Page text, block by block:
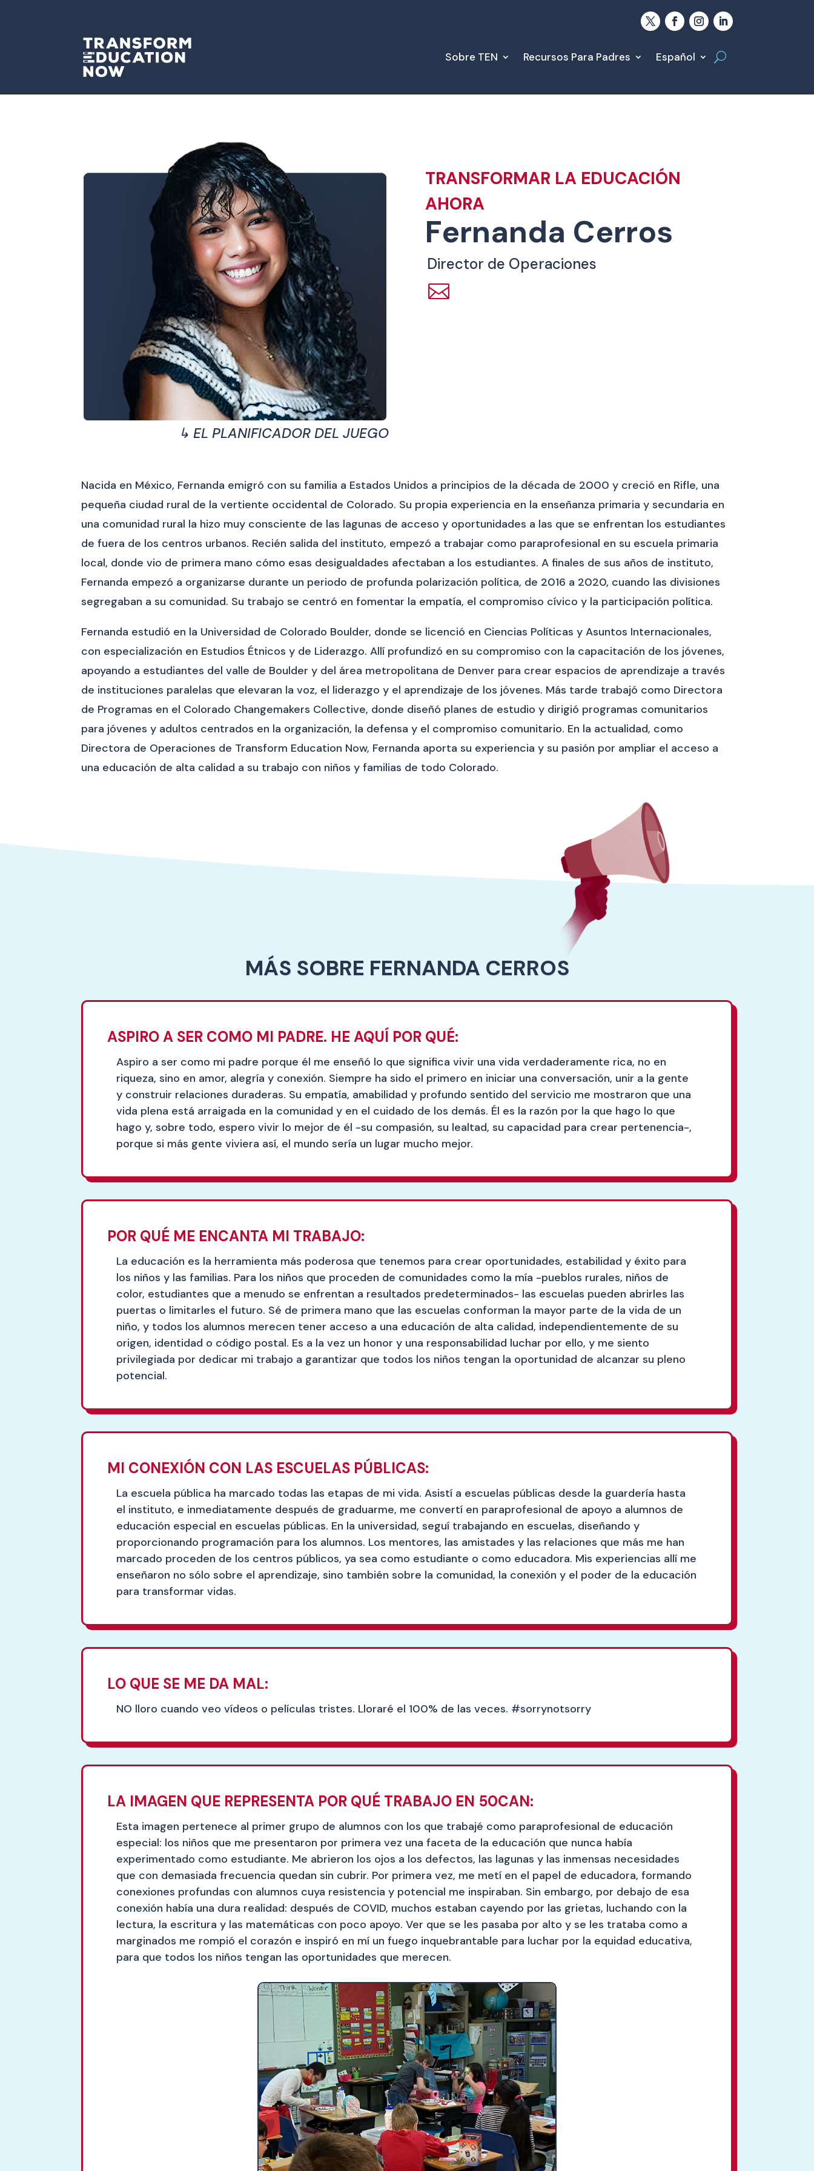
Sobre TEN Recursos Para Padres Español
↳ EL PLANIFICADOR DEL JUEGO
TRANSFORMAR LA EDUCACIÓN
AHORA
Fernanda Cerros
Director de Operaciones

Nacida en México, Fernanda emigró con su familia a Estados Unidos a principios de la década de 2000 y creció en Rifle, una
pequeña ciudad rural de la vertiente occidental de Colorado. Su propia experiencia en la enseñanza primaria y secundaria en
una comunidad rural la hizo muy consciente de las lagunas de acceso y oportunidades a las que se enfrentan los estudiantes
de fuera de los centros urbanos. Recién salida del instituto, empezó a trabajar como paraprofesional en su escuela primaria
local, donde vio de primera mano cómo esas desigualdades afectaban a los estudiantes. A finales de sus años de instituto,
Fernanda empezó a organizarse durante un periodo de profunda polarización política, de 2016 a 2020, cuando las divisiones
segregaban a su comunidad. Su trabajo se centró en fomentar la empatía, el compromiso cívico y la participación política.
Fernanda estudió en la Universidad de Colorado Boulder, donde se licenció en Ciencias Políticas y Asuntos Internacionales,
con especialización en Estudios Étnicos y de Liderazgo. Allí profundizó en su compromiso con la capacitación de los jóvenes,
apoyando a estudiantes del valle de Boulder y del área metropolitana de Denver para crear espacios de aprendizaje a través
de instituciones paralelas que elevaran la voz, el liderazgo y el aprendizaje de los jóvenes. Más tarde trabajó como Directora
de Programas en el Colorado Changemakers Collective, donde diseñó planes de estudio y dirigió programas comunitarios
para jóvenes y adultos centrados en la organización, la defensa y el compromiso comunitario. En la actualidad, como
Directora de Operaciones de Transform Education Now, Fernanda aporta su experiencia y su pasión por ampliar el acceso a
una educación de alta calidad a su trabajo con niños y familias de todo Colorado.
MÁS SOBRE FERNANDA CERROS
ASPIRO A SER COMO MI PADRE. HE AQUÍ POR QUÉ:
Aspiro a ser como mi padre porque él me enseñó lo que significa vivir una vida verdaderamente rica, no en
riqueza, sino en amor, alegría y conexión. Siempre ha sido el primero en iniciar una conversación, unir a la gente
y construir relaciones duraderas. Su empatía, amabilidad y profundo sentido del servicio me mostraron que una
vida plena está arraigada en la comunidad y en el cuidado de los demás. Él es la razón por la que hago lo que
hago y, sobre todo, espero vivir lo mejor de él -su compasión, su lealtad, su capacidad para crear pertenencia-,
porque si más gente viviera así, el mundo sería un lugar mucho mejor.
POR QUÉ ME ENCANTA MI TRABAJO:
La educación es la herramienta más poderosa que tenemos para crear oportunidades, estabilidad y éxito para
los niños y las familias. Para los niños que proceden de comunidades como la mía -pueblos rurales, niños de
color, estudiantes que a menudo se enfrentan a resultados predeterminados- las escuelas pueden abrirles las
puertas o limitarles el futuro. Sé de primera mano que las escuelas conforman la mayor parte de la vida de un
niño, y todos los alumnos merecen tener acceso a una educación de alta calidad, independientemente de su
origen, identidad o código postal. Es a la vez un honor y una responsabilidad luchar por ello, y me siento
privilegiada por dedicar mi trabajo a garantizar que todos los niños tengan la oportunidad de alcanzar su pleno
potencial.
MI CONEXIÓN CON LAS ESCUELAS PÚBLICAS:
La escuela pública ha marcado todas las etapas de mi vida. Asistí a escuelas públicas desde la guardería hasta
el instituto, e inmediatamente después de graduarme, me convertí en paraprofesional de apoyo a alumnos de
educación especial en escuelas públicas. En la universidad, seguí trabajando en escuelas, diseñando y
proporcionando programación para los alumnos. Los mentores, las amistades y las relaciones que más me han
marcado proceden de los centros públicos, ya sea como estudiante o como educadora. Mis experiencias allí me
enseñaron no sólo sobre el aprendizaje, sino también sobre la comunidad, la conexión y el poder de la educación
para transformar vidas.
LO QUE SE ME DA MAL:
NO lloro cuando veo vídeos o películas tristes. Lloraré el 100% de las veces. #sorrynotsorry
LA IMAGEN QUE REPRESENTA POR QUÉ TRABAJO EN 50CAN:
Esta imagen pertenece al primer grupo de alumnos con los que trabajé como paraprofesional de educación
especial: los niños que me presentaron por primera vez una faceta de la educación que nunca había
experimentado como estudiante. Me abrieron los ojos a los defectos, las lagunas y las inmensas necesidades
que con demasiada frecuencia quedan sin cubrir. Por primera vez, me metí en el papel de educadora, formando
conexiones profundas con alumnos cuya resistencia y potencial me inspiraban. Sin embargo, por debajo de esa
conexión había una dura realidad: después de COVID, muchos estaban cayendo por las grietas, luchando con la
lectura, la escritura y las matemáticas con poco apoyo. Ver que se les pasaba por alto y se les trataba como a
marginados me rompió el corazón e inspiró en mí un fuego inquebrantable para luchar por la equidad educativa,
para que todos los niños tengan las oportunidades que merecen.